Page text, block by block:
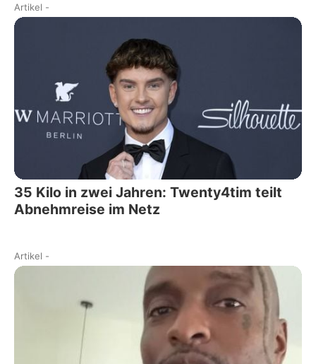
Artikel -
35 Kilo in zwei Jahren: Twenty4tim teilt
Abnehmreise im Netz
Artikel -